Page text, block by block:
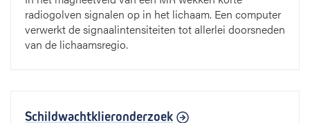
radiogolven signalen op in het lichaam. Een computer
verwerkt de signaalintensiteiten tot allerlei doorsneden
van de lichaamsregio.
Schildwachtklieronderzoek